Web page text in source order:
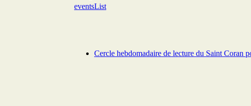
eventsList
Cercle hebdomadaire de lecture du Saint Coran